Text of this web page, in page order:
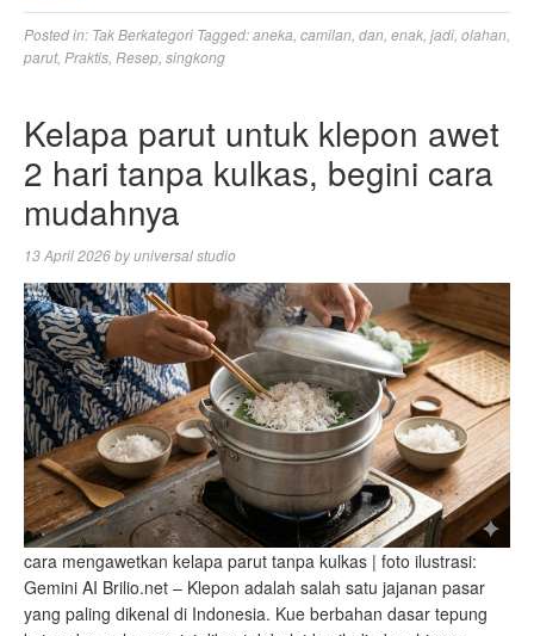
Posted in: Tak Berkategori Tagged:aneka camilan dan enak jadi olahan
parut, Praktis Resep singkong
Kelapa parut untuk klepon awet
2 hari tanpa kulkas, begini cara
mudahnya
13 April 2026byuniversal studio
cara mengawetkan kelapa parut tanpa kulkas | foto ilustrasi:
Gemini AI Brilio.net – Klepon adalah salah satu jajanan pasar
yang paling dikenal di Indonesia. Kue berbahan dasar tepung